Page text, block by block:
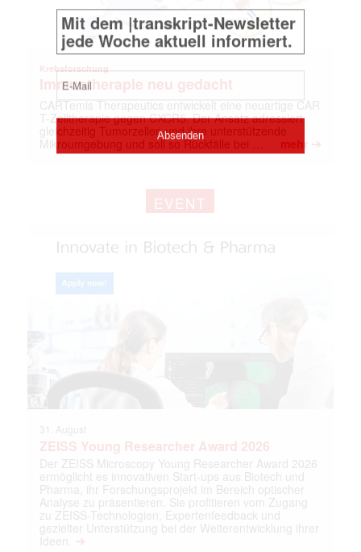
Krebsforschung
Immuntherapie neu gedacht
CARTemis Therapeutics entwickelt eine neuartige CAR
T-Zelltherapie gegen CXCR5. Der Ansatz adressiert
gleichzeitig Tumorzellen und ihre unterstützende
Mikroumgebung und soll so Rückfälle bei …
mehr ➔
EVENT
31. August
ZEISS Young Researcher Award 2026
Der ZEISS Microscopy Young Researcher Award 2026
ermöglicht es innovativen Start-ups aus Biotech und
Pharma, ihr Forschungsprojekt im Bereich optischer
Analyse zu präsentieren. Sie profitieren vom Zugang
zu ZEISS-Technologien, Expertenfeedback und
gezielter Unterstützung bei der Weiterentwicklung ihrer
Ideen. ➔